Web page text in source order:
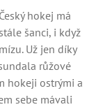
Český hokej má
šanci, i když
Už jen díky
růžové
hokeji ostrými a
sebe mávali